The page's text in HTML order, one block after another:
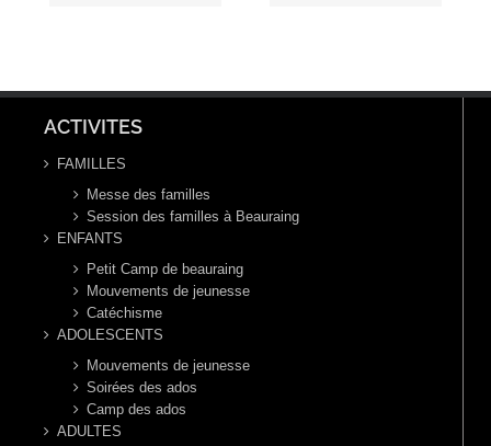
ACTIVITES
FAMILLES
Messe des familles
Session des familles à Beauraing
ENFANTS
Petit Camp de beauraing
Mouvements de jeunesse
Catéchisme
ADOLESCENTS
Mouvements de jeunesse
Soirées des ados
Camp des ados
ADULTES